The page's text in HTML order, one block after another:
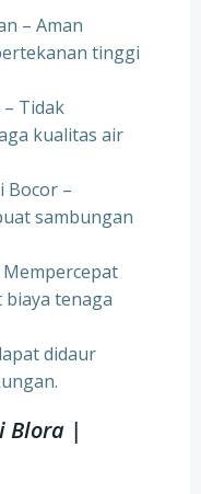
– Aman
tinggi
Tidak
kualitas air
Bocor –
sambungan
tenaga
didaur
Blora |